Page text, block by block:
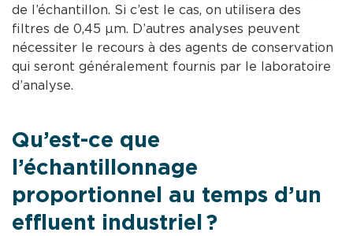
de l’échantillon. Si c’est le cas, on utilisera des
filtres de 0,45 µm. D’autres analyses peuvent
nécessiter le recours à des agents de conservation
qui seront généralement fournis par le laboratoire
d’analyse.
Qu’est-ce que
l’échantillonnage
proportionnel au temps d’un
effluent industriel ?